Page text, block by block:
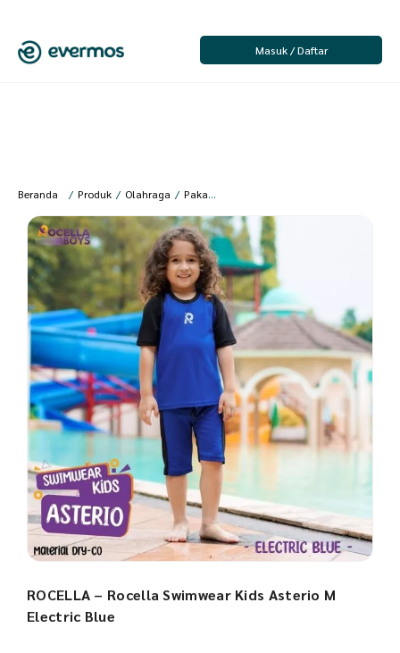
Masuk / Daftar
Beranda / Produk / Olahraga / Pakaian Olahraga
ROCELLA – Rocella Swimwear Kids Asterio M
Electric Blue